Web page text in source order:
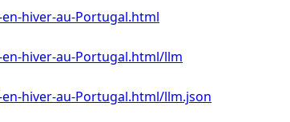
hiver-au-Portugal.html
hiver-au-Portugal.html/llm
hiver-au-Portugal.html/llm.json